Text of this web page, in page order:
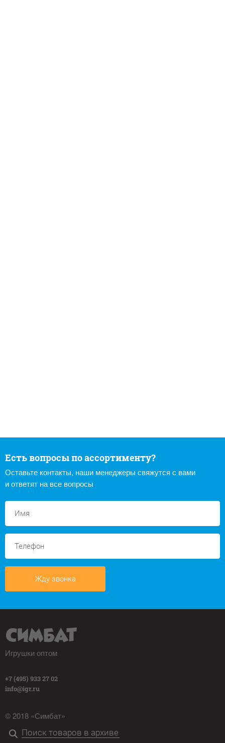
Есть вопросы по ассортименту?
Оставьте контакты, наши менеджеры свяжутся с вами
и ответят на все вопросы
Жду звонка
Игрушки оптом
+7 (495) 933 27 02
info@igr.ru
© 2018 «Симбат»